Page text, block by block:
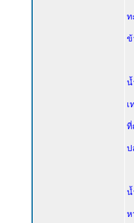
ท
ข้
น้
เ
ที่
ป
น้
ห